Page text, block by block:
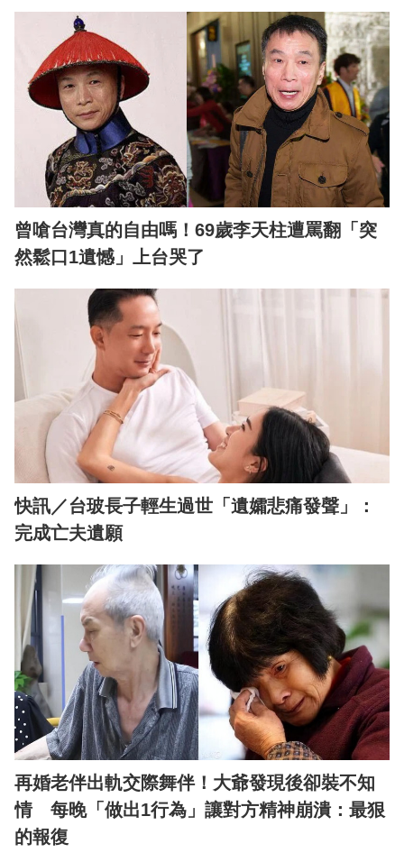
曾嗆台灣真的自由嗎！69歲李天柱遭罵翻「突
然鬆口1遺憾」上台哭了
快訊／台玻長子輕生過世「遺孀悲痛發聲」：
完成亡夫遺願
再婚老伴出軌交際舞伴！大爺發現後卻裝不知
情 每晚「做出1行為」讓對方精神崩潰：最狠
的報復